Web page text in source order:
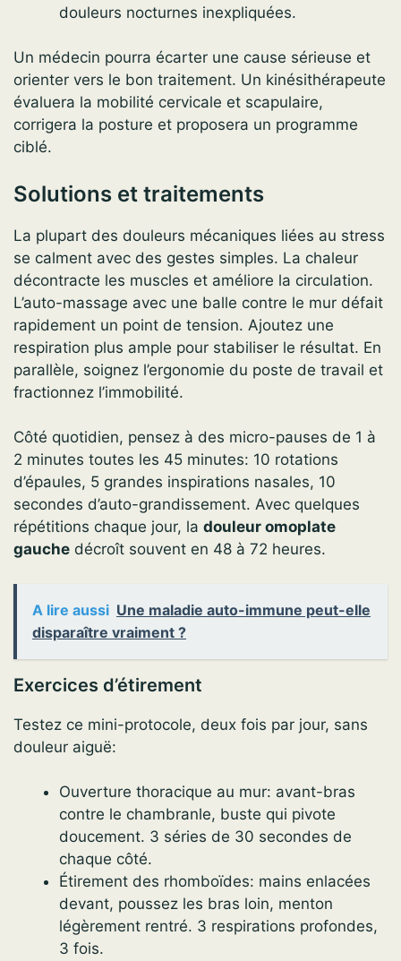
douleurs nocturnes inexpliquées.
Un médecin pourra écarter une cause sérieuse et
orienter vers le bon traitement. Un kinésithérapeute
évaluera la mobilité cervicale et scapulaire,
corrigera la posture et proposera un programme
ciblé.
Solutions et traitements
La plupart des douleurs mécaniques liées au stress
se calment avec des gestes simples. La chaleur
décontracte les muscles et améliore la circulation.
L’auto-massage avec une balle contre le mur défait
rapidement un point de tension. Ajoutez une
respiration plus ample pour stabiliser le résultat. En
parallèle, soignez l’ergonomie du poste de travail et
fractionnez l’immobilité.
Côté quotidien, pensez à des micro-pauses de 1 à
2 minutes toutes les 45 minutes: 10 rotations
d’épaules, 5 grandes inspirations nasales, 10
secondes d’auto-grandissement. Avec quelques
répétitions chaque jour, la douleur omoplate
gauche décroît souvent en 48 à 72 heures.
A lire aussi Une maladie auto-immune peut-elle
disparaître vraiment ?
Exercices d’étirement
Testez ce mini-protocole, deux fois par jour, sans
douleur aiguë:
Ouverture thoracique au mur: avant-bras
contre le chambranle, buste qui pivote
doucement. 3 séries de 30 secondes de
chaque côté.
Étirement des rhomboïdes: mains enlacées
devant, poussez les bras loin, menton
légèrement rentré. 3 respirations profondes,
3 fois.